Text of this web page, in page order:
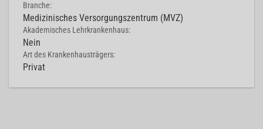
Branche:
Medizinisches Versorgungszentrum (MVZ)
Akademisches Lehrkrankenhaus:
Nein
Art des Krankenhausträgers:
Privat